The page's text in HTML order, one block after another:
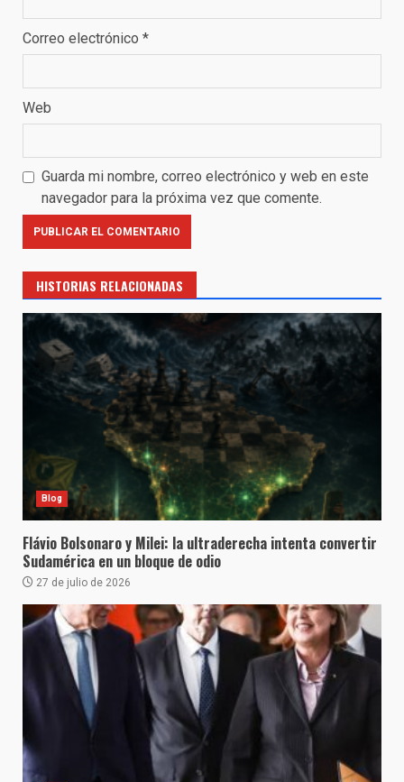
Correo electrónico *
Web
Guarda mi nombre, correo electrónico y web en este
navegador para la próxima vez que comente.
HISTORIAS RELACIONADAS
Blog
Flávio Bolsonaro y Milei: la ultraderecha intenta convertir
Sudamérica en un bloque de odio
27 de julio de 2026